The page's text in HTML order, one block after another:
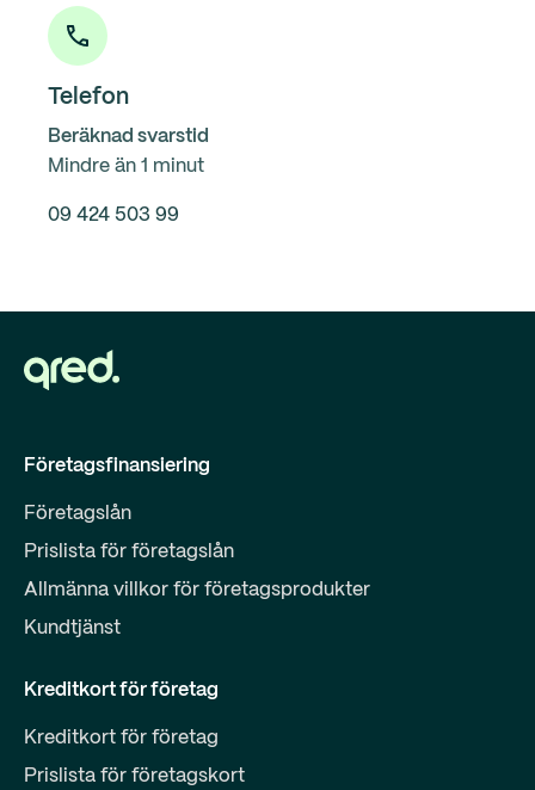
Telefon
Beräknad svarstid
Mindre än 1 minut
09 424 503 99
Företagsfinansiering
Företagslån
Prislista för företagslån
Allmänna villkor för företagsprodukter
Kundtjänst
Kreditkort för företag
Kreditkort för företag
Prislista för företagskort